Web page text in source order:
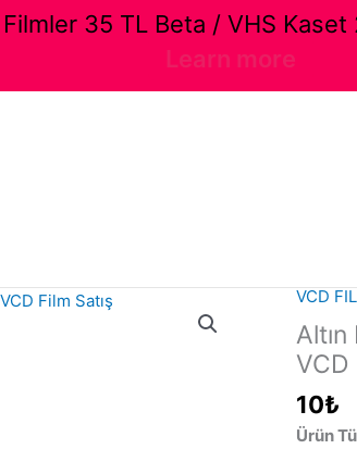
VCD
VCD
10₺
Ürün
35 TL Beta / VHS Kaset
Learn more